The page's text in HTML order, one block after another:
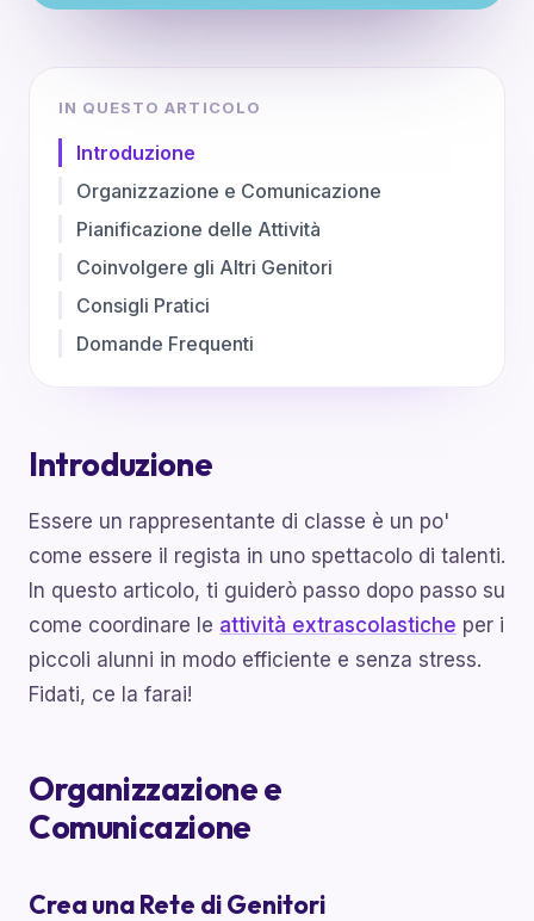
IN QUESTO ARTICOLO
Introduzione
Organizzazione e Comunicazione
Pianificazione delle Attività
Coinvolgere gli Altri Genitori
Consigli Pratici
Domande Frequenti
Introduzione
Essere un rappresentante di classe è un po'
come essere il regista in uno spettacolo di talenti.
In questo articolo, ti guiderò passo dopo passo su
come coordinare le attività extrascolastiche per i
piccoli alunni in modo efficiente e senza stress.
Fidati, ce la farai!
Organizzazione e
Comunicazione
Crea una Rete di Genitori